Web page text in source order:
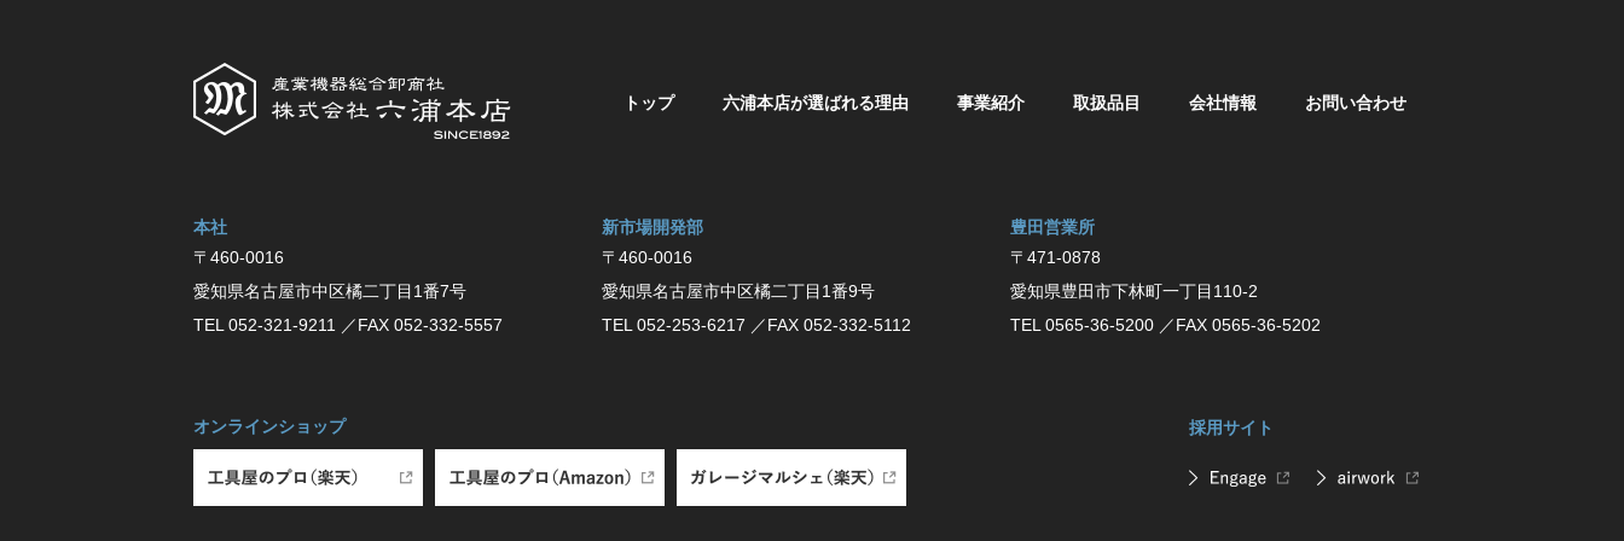
トップ 六浦本店が選ばれる理由 事業紹介 取扱品目 会社情報 お問い合わせ
本社
〒460-0016
愛知県名古屋市中区橘⼆丁⽬1番7号
TEL 052-321-9211
／FAX 052-332-5557
新市場開発部
〒460-0016
愛知県名古屋市中区橘二丁目1番9号
TEL 052-253-6217 ／FAX 052-332-5112
豊⽥営業所
〒471-0878
愛知県豊⽥市下林町⼀丁⽬110-2
TEL 0565-36-5200 ／FAX 0565-36-5202
オンラインショップ 採用サイト